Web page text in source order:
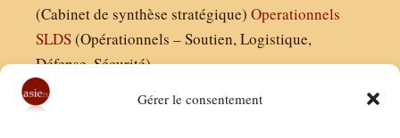
Gérer le consentement
(Cabinet de synthèse stratégique) Operationnels
SLDS(Opérationnels – Soutien, Logistique,
Défense, Sécurité)